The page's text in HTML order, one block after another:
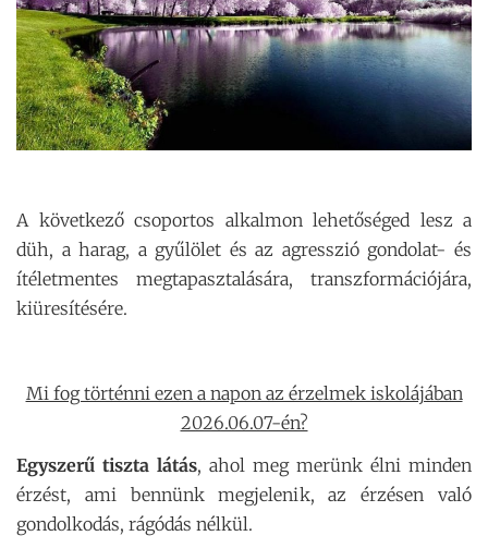
A következő csoportos alkalmon lehetőséged lesz a
düh, a harag, a gyűlölet és az agresszió gondolat- és
ítéletmentes megtapasztalására, transzformációjára,
kiüresítésére.
Mi fog történni ezen a napon az érzelmek iskolájában
2026.06.07-én?
Egyszerű tiszta látás, ahol meg merünk élni minden
érzést, ami bennünk megjelenik, az érzésen való
gondolkodás, rágódás nélkül.